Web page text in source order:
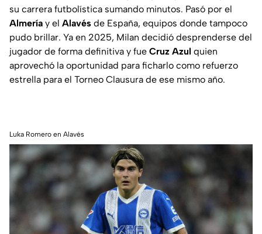
su carrera futbolística sumando minutos. Pasó por el
Almería y el Alavés de España, equipos donde tampoco
pudo brillar. Ya en 2025, Milan decidió desprenderse del
jugador de forma definitiva y fue Cruz Azul quien
aprovechó la oportunidad para ficharlo como refuerzo
estrella para el Torneo Clausura de ese mismo año.
Luka Romero en Alavés